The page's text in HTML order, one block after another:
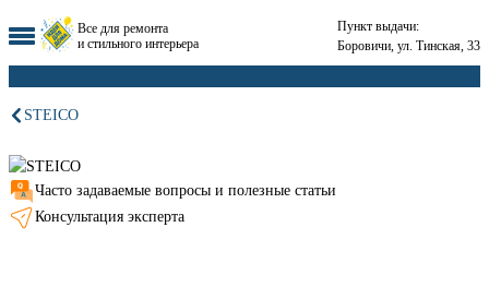
Все для ремонта
и стильного интерьера
Пункт выдачи:
Боровичи, ул. Тинская, 33
STEICO
Часто задаваемые вопросы и полезные статьи
Консультация эксперта